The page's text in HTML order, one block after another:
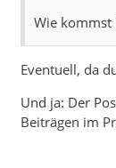
Wie kommst
Eventuell, da
Und ja: Der
Beiträgen im